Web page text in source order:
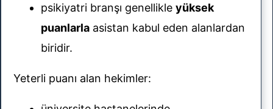
psikiyatri branşı genellikle yüksek
puanlarla asistan kabul eden alanlardan
biridir.
Yeterli puanı alan hekimler: